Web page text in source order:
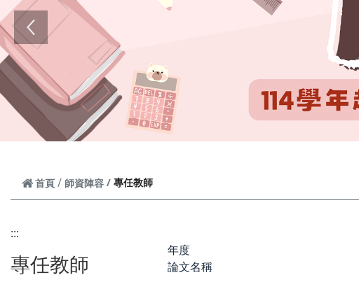
Previous
首頁 師資陣容 專任教師
:::
專任教師
年度
論文名稱